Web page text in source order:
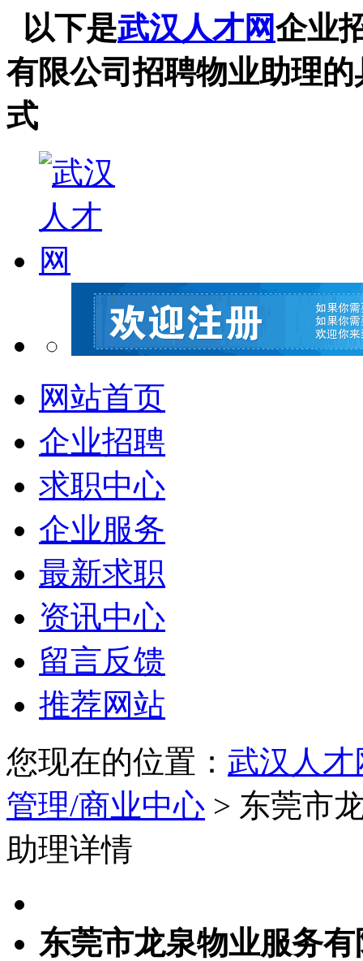
以下是武汉人才网企业
有限公司招聘物业助理
式
网站首页
企业招聘
求职中心
企业服务
最新求职
资讯中心
留言反馈
推荐网站
您现在的位置： 武汉人才
管理/商业中心 > 东莞市
助理详情
东莞市龙泉物业服务